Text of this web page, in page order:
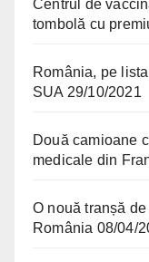
Centrul de
tombolă cu
România, pe
SUA 29/10/2021
Două camioane
medicale din
O nouă tranșă
România 08/04/